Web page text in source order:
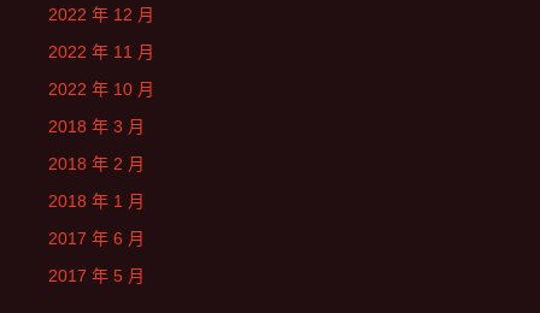
2022 年 12 月
2022 年 11 月
2022 年 10 月
2018 年 3 月
2018 年 2 月
2018 年 1 月
2017 年 6 月
2017 年 5 月